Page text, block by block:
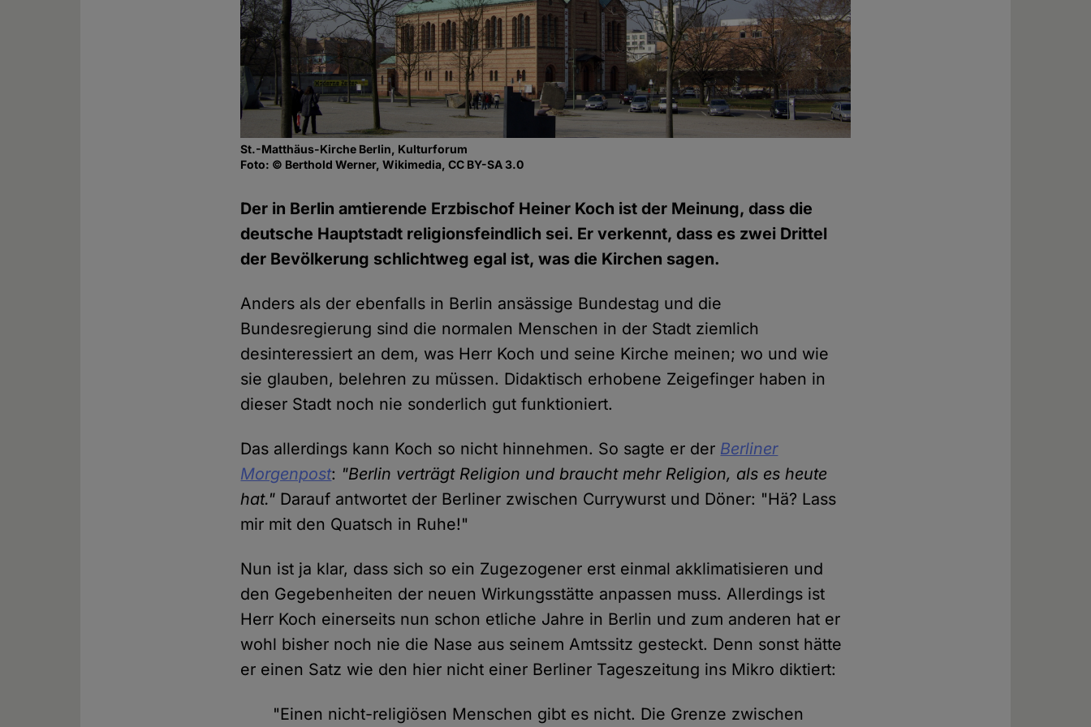
St.-Matthäus-Kirche Berlin, Kulturforum
Foto: © Berthold Werner, Wikimedia, CC BY-SA 3.0
Der in Berlin amtierende Erzbischof Heiner Koch ist der Meinung, dass die
deutsche Hauptstadt religionsfeindlich sei. Er verkennt, dass es zwei Drittel
der Bevölkerung schlichtweg egal ist, was die Kirchen sagen.
Anders als der ebenfalls in Berlin ansässige Bundestag und die
Bundesregierung sind die normalen Menschen in der Stadt ziemlich
desinteressiert an dem, was Herr Koch und seine Kirche meinen; wo und wie
sie glauben, belehren zu müssen. Didaktisch erhobene Zeigefinger haben in
dieser Stadt noch nie sonderlich gut funktioniert.
Das allerdings kann Koch so nicht hinnehmen. So sagte er der Berliner
Morgenpost: "Berlin verträgt Religion und braucht mehr Religion, als es heute
hat." Darauf antwortet der Berliner zwischen Currywurst und Döner: "Hä? Lass
mir mit den Quatsch in Ruhe!"
Nun ist ja klar, dass sich so ein Zugezogener erst einmal akklimatisieren und
den Gegebenheiten der neuen Wirkungsstätte anpassen muss. Allerdings ist
Herr Koch einerseits nun schon etliche Jahre in Berlin und zum anderen hat er
wohl bisher noch nie die Nase aus seinem Amtssitz gesteckt. Denn sonst hätte
er einen Satz wie den hier nicht einer Berliner Tageszeitung ins Mikro diktiert:
"Einen nicht-religiösen Menschen gibt es nicht. Die Grenze zwischen